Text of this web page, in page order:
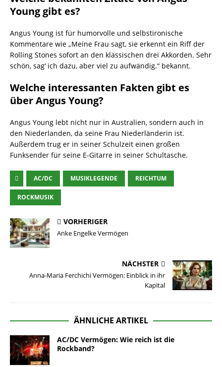
Young gibt es?
Angus Young ist für humorvolle und selbstironische
Kommentare wie „Meine Frau sagt, sie erkennt ein Riff der
Rolling Stones sofort an den klassischen drei Akkorden. Sehr
schön, sag‘ ich dazu, aber viel zu aufwändig.“ bekannt.
Welche interessanten Fakten gibt es
über Angus Young?
Angus Young lebt nicht nur in Australien, sondern auch in
den Niederlanden, da seine Frau Niederländerin ist.
Außerdem trug er in seiner Schulzeit einen großen
Funksender für seine E-Gitarre in seiner Schultasche.
AC/DC MUSIKLEGENDE REICHTUM
ROCKMUSIK
VORHERIGER
Anke Engelke Vermögen
NÄCHSTER
Anna-Maria Ferchichi Vermögen: Einblick in ihr
Kapital
ÄHNLICHE ARTIKEL
AC/DC Vermögen: Wie reich ist die
Rockband?